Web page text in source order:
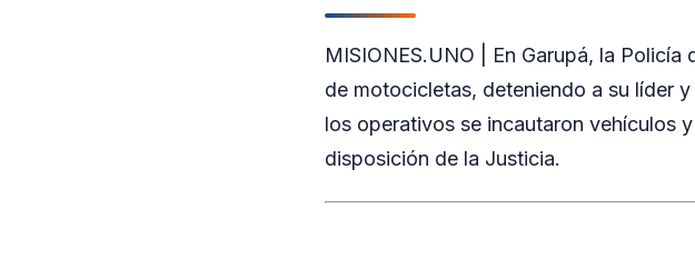
MISIONES.UNO | En Garupá, la
de motocicletas, deteniendo a su líder
los operativos se incautaron vehículos
disposición de la Justicia.